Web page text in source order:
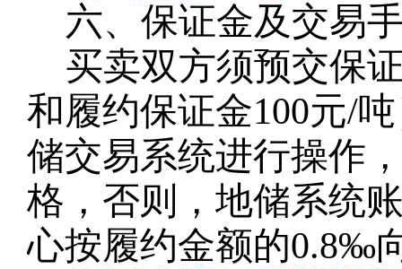
六、保证金及交易
买卖双方须预交保
和履约保证金100元/
储交易系统进行操作
格，否则，地储系统
心按履约金额的0.8‰